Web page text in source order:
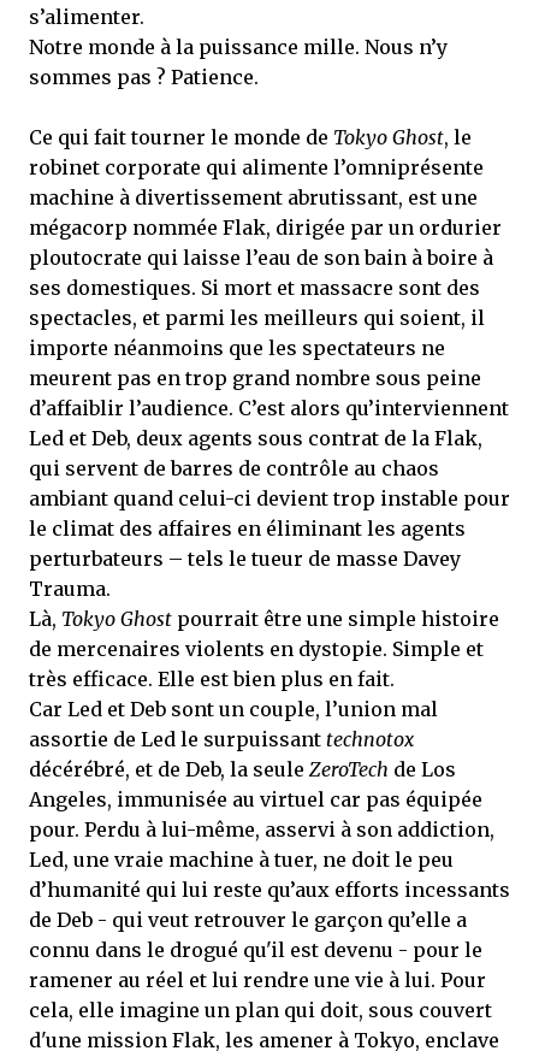
s’alimenter.
Notre monde à la puissance mille. Nous n’y
sommes pas ? Patience.
Ce qui fait tourner le monde de Tokyo Ghost, le
robinet corporate qui alimente l’omniprésente
machine à divertissement abrutissant, est une
mégacorp nommée Flak, dirigée par un ordurier
ploutocrate qui laisse l’eau de son bain à boire à
ses domestiques. Si mort et massacre sont des
spectacles, et parmi les meilleurs qui soient, il
importe néanmoins que les spectateurs ne
meurent pas en trop grand nombre sous peine
d’affaiblir l’audience. C’est alors qu’interviennent
Led et Deb, deux agents sous contrat de la Flak,
qui servent de barres de contrôle au chaos
ambiant quand celui-ci devient trop instable pour
le climat des affaires en éliminant les agents
perturbateurs – tels le tueur de masse Davey
Trauma.
Là, Tokyo Ghost pourrait être une simple histoire
de mercenaires violents en dystopie. Simple et
très efficace. Elle est bien plus en fait.
Car Led et Deb sont un couple, l’union mal
assortie de Led le surpuissant technotox
décérébré, et de Deb, la seule ZeroTech de Los
Angeles, immunisée au virtuel car pas équipée
pour. Perdu à lui-même, asservi à son addiction,
Led, une vraie machine à tuer, ne doit le peu
d’humanité qui lui reste qu’aux efforts incessants
de Deb - qui veut retrouver le garçon qu’elle a
connu dans le drogué qu'il est devenu - pour le
ramener au réel et lui rendre une vie à lui. Pour
cela, elle imagine un plan qui doit, sous couvert
d'une mission Flak, les amener à Tokyo, enclave